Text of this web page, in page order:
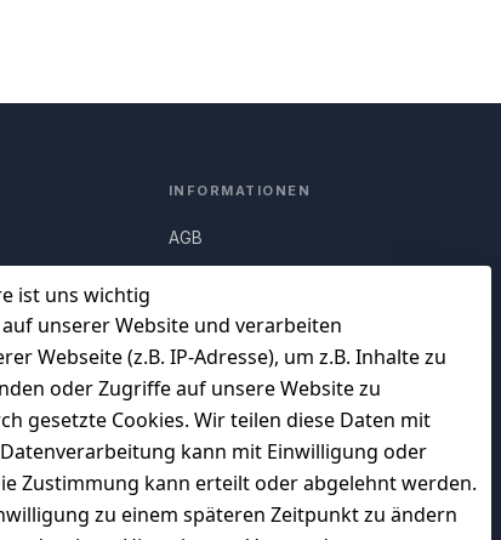
ist uns wichtig
unserer Website und verarbeiten
Webseite (z.B. IP-Adresse), um z.B. Inhalte zu
oder Zugriffe auf unsere Website zu
gesetzte Cookies. Wir teilen diese Daten mit
kann mit Einwilligung oder
Zustimmung kann erteilt oder abgelehnt werden.
zu einem späteren Zeitpunkt zu ändern
INFORMATIONEN
AGB
Datenschutz
Impressum
Charity & Wohltätigkeit